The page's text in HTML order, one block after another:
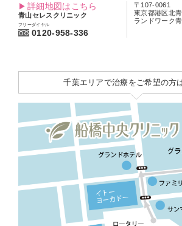
詳細地図はこちら
青山セレスクリニック
フリーダイヤル
0120-958-336
〒107-0061
東京都港区北
ランドワーク
千葉エリアで治療をご希望の方